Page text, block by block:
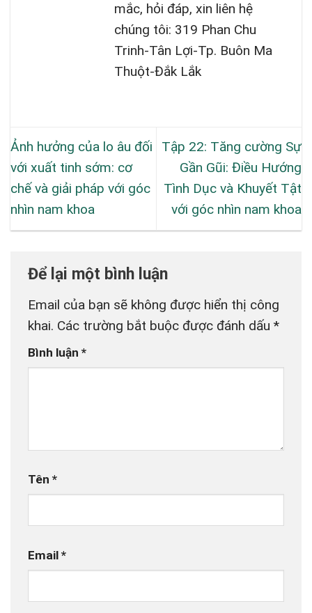
mắc, hỏi đáp, xin liên hệ
chúng tôi: 319 Phan Chu
Trinh-Tân Lợi-Tp. Buôn Ma
Thuột-Đắk Lắk
Ảnh hưởng của lo âu đối
với xuất tinh sớm: cơ
chế và giải pháp với góc
nhìn nam khoa
Tập 22: Tăng cường Sự
Gần Gũi: Điều Hướng
Tình Dục và Khuyết Tật
với góc nhìn nam khoa
Để lại một bình luận
Email của bạn sẽ không được hiển thị công
khai. Các trường bắt buộc được đánh dấu *
Bình luận *
Tên *
Email *